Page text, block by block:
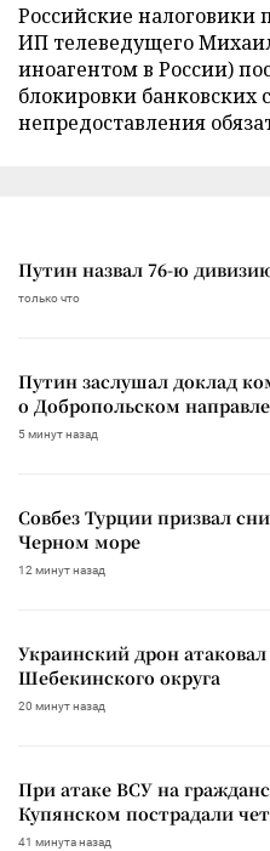
Российские налоговики
ИП телеведущего
иноагентом в России)
блокировки банковских
непредоставления
Путин назвал 76-ю
только что
Путин заслушал доклад
о Добропольском
5 минут назад
Совбез Турции призвал
Черном море
12 минут назад
Украинский дрон
Шебекинского округа
20 минут назад
При атаке ВСУ на
Купянском пострадали
41 минута назад